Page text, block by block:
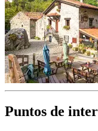
Puntos de